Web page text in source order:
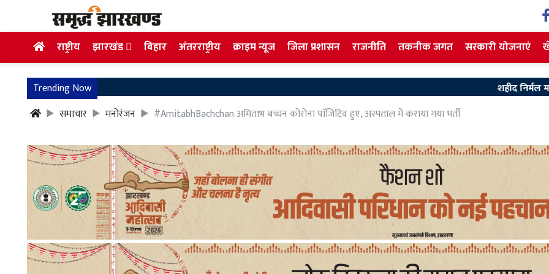
राष्ट्रीय झारखंड बिहार अंतरराष्ट्रीय क्राइम न्यूज जिला प्रशासन राजनीति तकनीक जगत सरकारी योजनाएं
Trending Now शहीद निर्मल महतो की 39वीं
समाचार
मनोरंजन #AmitabhBachchan अमिताभ बच्चन कोरोना पाॅजिटिव हुए, अस्पताल में कराया गया भर्ती